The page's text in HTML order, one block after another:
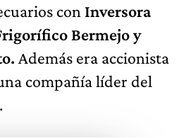
con Inversora
Bermejo y
Además era accionista
compañía líder del